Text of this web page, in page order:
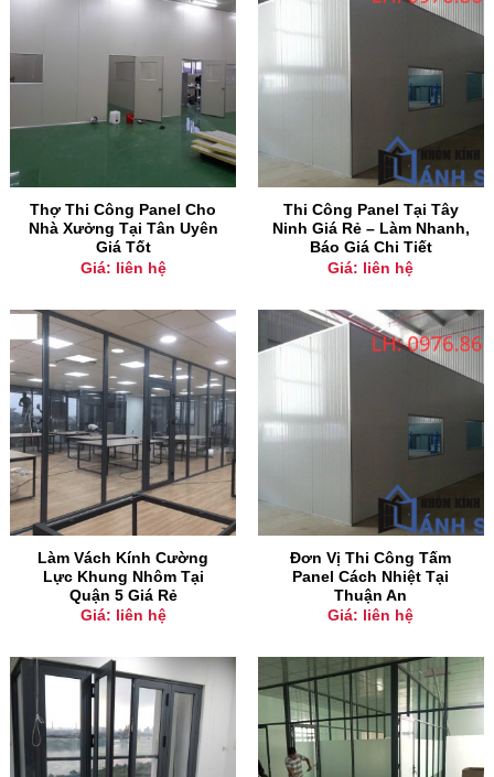
Thợ Thi Công Panel Cho
Nhà Xưởng Tại Tân Uyên
Giá Tốt
Giá: liên hệ
Thi Công Panel Tại Tây
Ninh Giá Rẻ – Làm Nhanh,
Báo Giá Chi Tiết
Giá: liên hệ
Làm Vách Kính Cường
Lực Khung Nhôm Tại
Quận 5 Giá Rẻ
Giá: liên hệ
Đơn Vị Thi Công Tấm
Panel Cách Nhiệt Tại
Thuận An
Giá: liên hệ